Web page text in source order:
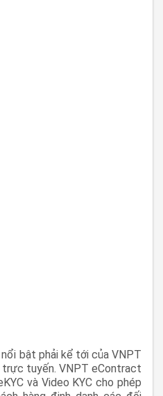
bật phải kể tới của VNPT
tuyến. VNPT eContract
và Video KYC cho phép